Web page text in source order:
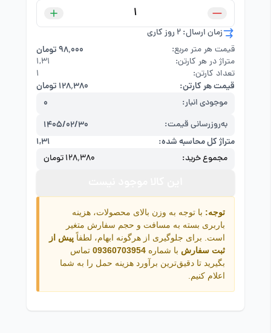
زمان ارسال: 2 روز کاری
قیمت هر متر مربع:
۹۸٬۰۰۰ تومان
متراژ در هر کارتن:
۱,۳۱
تعداد کارتن:
1
قیمت هر کارتن: ۱۲۸٬۳۸۰ تومان
موجودی انبار: 0
به‌روزرسانی قیمت:
1405/02/30
متراژ کل محاسبه شده:
۱,۳۱
مجموع خرید: ۱۲۸٬۳۸۰ تومان
توجه: با توجه به وزن بالای محصولات، هزینه
باربری بسته به مسافت و حجم سفارش متغیر
است. برای جلوگیری از هرگونه ابهام، لطفاً پیش از
ثبت سفارش با شماره 09360703954 تماس
بگیرید تا دقیق‌ترین برآورد هزینه حمل را به شما
اعلام کنیم.